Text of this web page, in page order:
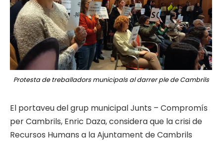
Protesta de treballadors municipals al darrer ple de Cambrils
El portaveu del grup municipal Junts – Compromís
per Cambrils, Enric Daza, considera que la crisi de
Recursos Humans a la Ajuntament de Cambrils